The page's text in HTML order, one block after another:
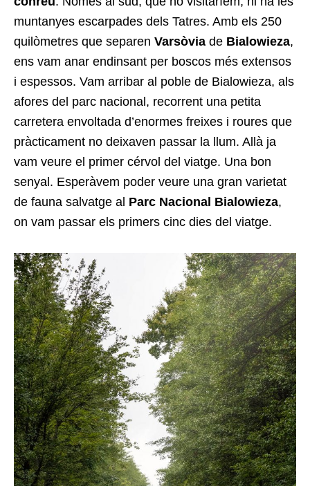
muntanyes escarpades dels Tatres. Amb els 250
quilòmetres que separen Varsòvia de Bialowieza,
ens vam anar endinsant per boscos més extensos
i espessos. Vam arribar al poble de Bialowieza, als
afores del parc nacional, recorrent una petita
carretera envoltada d’enormes freixes i roures que
pràcticament no deixaven passar la llum. Allà ja
vam veure el primer cérvol del viatge. Una bon
senyal. Esperàvem poder veure una gran varietat
de fauna salvatge al Parc Nacional Bialowieza,
on vam passar els primers cinc dies del viatge.